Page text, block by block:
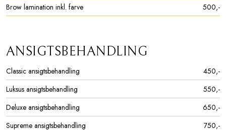
Brow lamination inkl. farve
500,-​
ANSIGTSBEHANDLING
Classic ansigtsbehandling
450,-​
Luksus ansigtsbehandling
550,-​
Deluxe ansigtsbehandling
650,-​
Supreme ansigtsbehandling
750,-​